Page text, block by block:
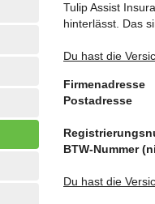
Tulip Assist
hinterlässt. Das
Du hast die
Firmenadresse
Postadresse
Du hast die